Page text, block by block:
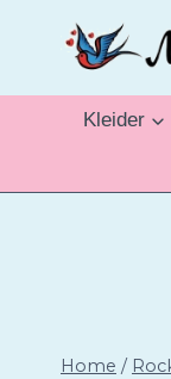
Kleider
Home /